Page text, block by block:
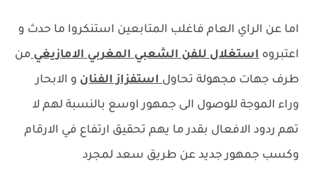
اما عن الراي العام فاغلب المتابعين استنكروا ما حدث و
اعتبروه استغلال للفن الشعبي المغربي الامازيغيمن
طرف جهات مجهولة تحاولاستفزاز الفنان و الابحار
وراء الموجة للوصول الى جمهور اوسع بالنسبة لهم لا
تهم ردود الافعال بقدر ما يهم تحقيق ارتفاع في الارقام
وكسب جمهور جديد عن طريق سعد لمجرد